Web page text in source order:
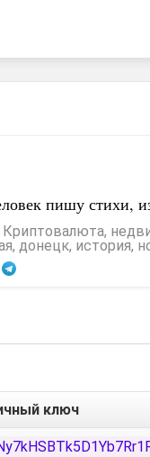
пишу стихи,
донецк, история,
ключ